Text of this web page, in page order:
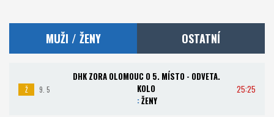
MUŽI / ŽENY OSTATNÍ
Ž 9. 5
DHK ZORA OLOMOUC O 5. MÍSTO - ODVETA.
KOLO
: ŽENY
25:25